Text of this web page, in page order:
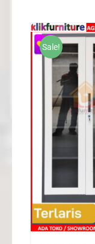
Sale!